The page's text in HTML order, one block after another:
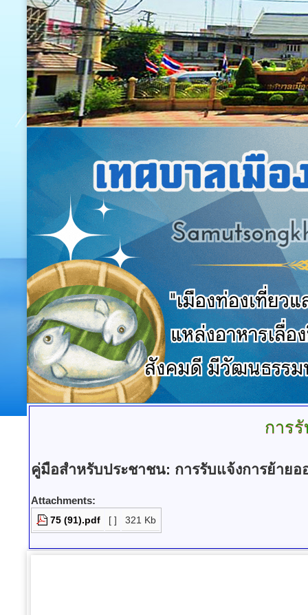
การ
คู่มือสำหรับประชาชน: การรับแจ้งการย้ายอ
Attachments:
75 (91).pdf [ ] 321 Kb